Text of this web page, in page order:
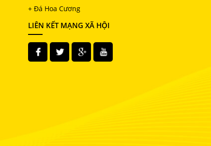
+ Đá Hoa Cương
LIÊN KẾT MẠNG XÃ HỘI